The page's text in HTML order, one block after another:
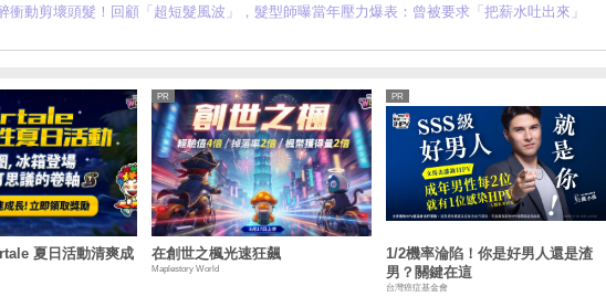
衝動剪壞頭髮！回顧「超短髮風波」，髮型師曝當年壓力爆表：曾被要求「把薪水吐出來」
夏日活動清爽成
在創世之楓光速狂飆
Maplestory World
1/2機率淪陷！你是好男人還是渣
男？關鍵在這
台灣癌症基金會